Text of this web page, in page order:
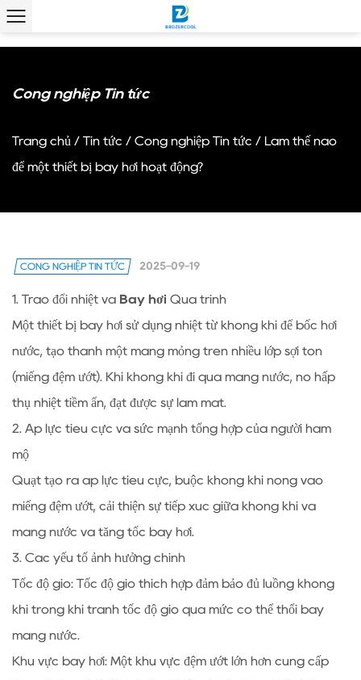
Công nghiệp Tin tức
Trang chủ / Tin tức / Công nghiệp Tin tức / Làm thế nào
để một thiết bị bay hơi hoạt động?
CÔNG NGHIỆP TIN TỨC 2025-09-19
1. Trao đổi nhiệt và Bay hơi Quá trình
Một thiết bị bay hơi sử dụng nhiệt từ không khí để bốc hơi
nước, tạo thành một màng mỏng trên nhiều lớp sợi tôn
(miếng đệm ướt). Khi không khí đi qua màng nước, nó hấp
thụ nhiệt tiềm ẩn, đạt được sự làm mát.
2. Áp lực tiêu cực và sức mạnh tổng hợp của người hâm
mộ
Quạt tạo ra áp lực tiêu cực, buộc không khí nóng vào
miếng đệm ướt, cải thiện sự tiếp xúc giữa không khí và
màng nước và tăng tốc bay hơi.
3. Các yếu tố ảnh hưởng chính
Tốc độ gió: Tốc độ gió thích hợp đảm bảo đủ luồng không
khí trong khi tránh tốc độ gió quá mức có thể thổi bay
màng nước.
Khu vực bay hơi: Một khu vực đệm ướt lớn hơn cung cấp